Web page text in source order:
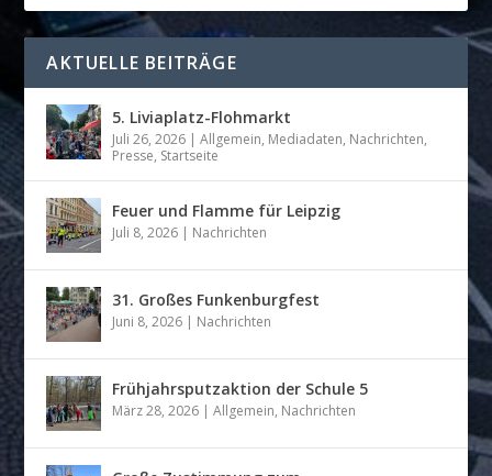
AKTUELLE BEITRÄGE
5. Liviaplatz-Flohmarkt
Juli 26, 2026 |Allgemein, Mediadaten, Nachrichten,
Presse, Startseite
Feuer und Flamme für Leipzig
Juli 8, 2026 | Nachrichten
31. Großes Funkenburgfest
Juni 8, 2026 | Nachrichten
Frühjahrsputzaktion der Schule 5
März 28, 2026 |Allgemein, Nachrichten